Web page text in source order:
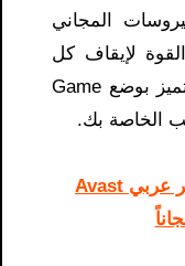
المجاني
لإيقاف كل
تهديد تواجهه عبر الإنترنت. كما يتميز بوضع Game
تحميل متصفح افاست للكمبيوتر عربي Avast